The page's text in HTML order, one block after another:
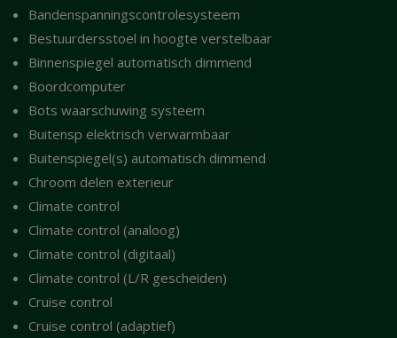
Bandenspanningscontrolesysteem
Bestuurdersstoel in hoogte verstelbaar
Binnenspiegel automatisch dimmend
Boordcomputer
Bots waarschuwing systeem
Buitensp elektrisch verwarmbaar
Buitenspiegel(s) automatisch dimmend
Chroom delen exterieur
Climate control
Climate control (analoog)
Climate control (digitaal)
Climate control (L/R gescheiden)
Cruise control
Cruise control (adaptief)